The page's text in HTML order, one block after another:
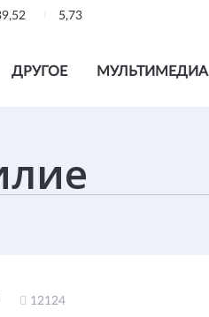
5,73
ДРУГОЕ МУЛЬТИМЕДИА
12124